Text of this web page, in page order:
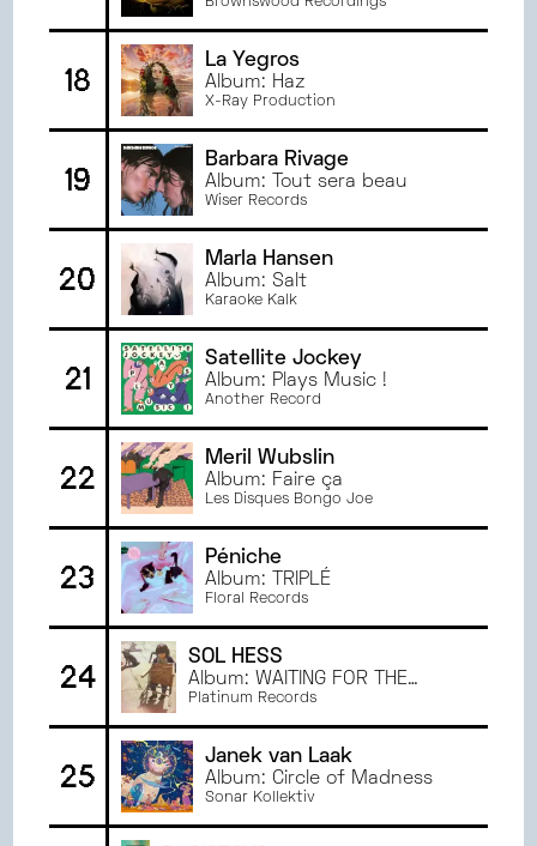
18
La Yegros
Album: Haz
X-Ray Production
19
Barbara Rivage
Album: Tout sera beau
Wiser Records
20
Marla Hansen
Album: Salt
Karaoke Kalk
21
Satellite Jockey
Album: Plays Music !
Another Record
22
Meril Wubslin
Album: Faire ça
Les Disques Bongo Joe
23
Péniche
Album: TRIPLÉ
Floral Records
24
SOL HESS
Album: WAITING FOR THE
CRICKET CHOIR
Platinum Records
25
Janek van Laak
Album: Circle of Madness
Sonar Kollektiv